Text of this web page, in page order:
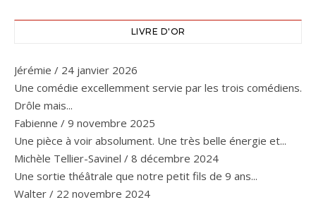
LIVRE D'OR
Jérémie / 24 janvier 2026
Une comédie excellemment servie par les trois comédiens.
Drôle mais...
Fabienne / 9 novembre 2025
Une pièce à voir absolument. Une très belle énergie et...
Michèle Tellier-Savinel / 8 décembre 2024
Une sortie théâtrale que notre petit fils de 9 ans...
Walter / 22 novembre 2024